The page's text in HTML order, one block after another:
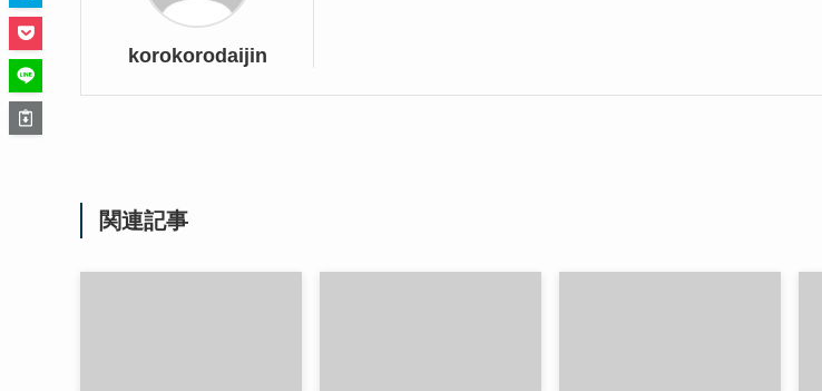
korokorodaijin
関連記事